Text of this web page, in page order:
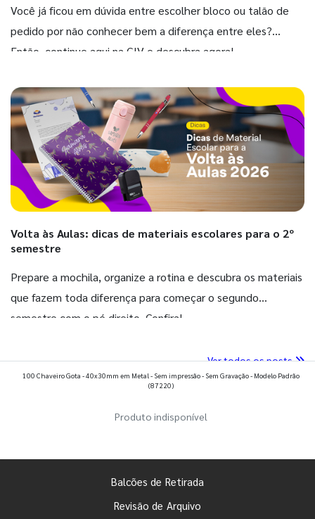
Você já ficou em dúvida entre escolher bloco ou talão de
pedido por não conhecer bem a diferença entre eles?
Então, continue aqui na GIV e descubra agora!
Volta às Aulas: dicas de materiais escolares para o 2º
semestre
Prepare a mochila, organize a rotina e descubra os materiais
que fazem toda diferença para começar o segundo
semestre com o pé direito. Confira!
Ver todos os posts
100 Chaveiro Gota - 40x30mm em Metal - Sem impressão - Sem Gravação - Modelo Padrão
(87220)
Produto indisponível
Balcões de Retirada
Revisão de Arquivo